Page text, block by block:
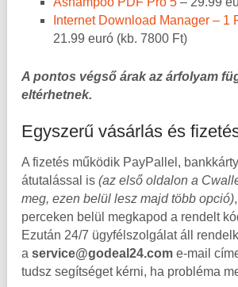
Internet Download Manager – 1
21.99 euró (kb. 7800 Ft)
A pontos végső árak az árfolyam
eltérhetnek.
Egyszerű vásárlás és
A fizetés működik PayPallel,
átutalással is (az első oldalon a
meg, ezen belül lesz majd több opció)
perceken belül megkapod a rendelt
Ezután 24/7 ügyfélszolgálat áll
a service@godeal24.com e-mail
tudsz segítséget kérni, ha probléma